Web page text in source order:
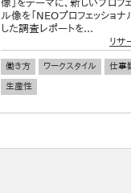
像」をテーマに、新しいプロフ
ル像を「NEOプロフェッショナ
した調査レポートを...
リサ
働き方 ワークスタイル
仕事
生産性